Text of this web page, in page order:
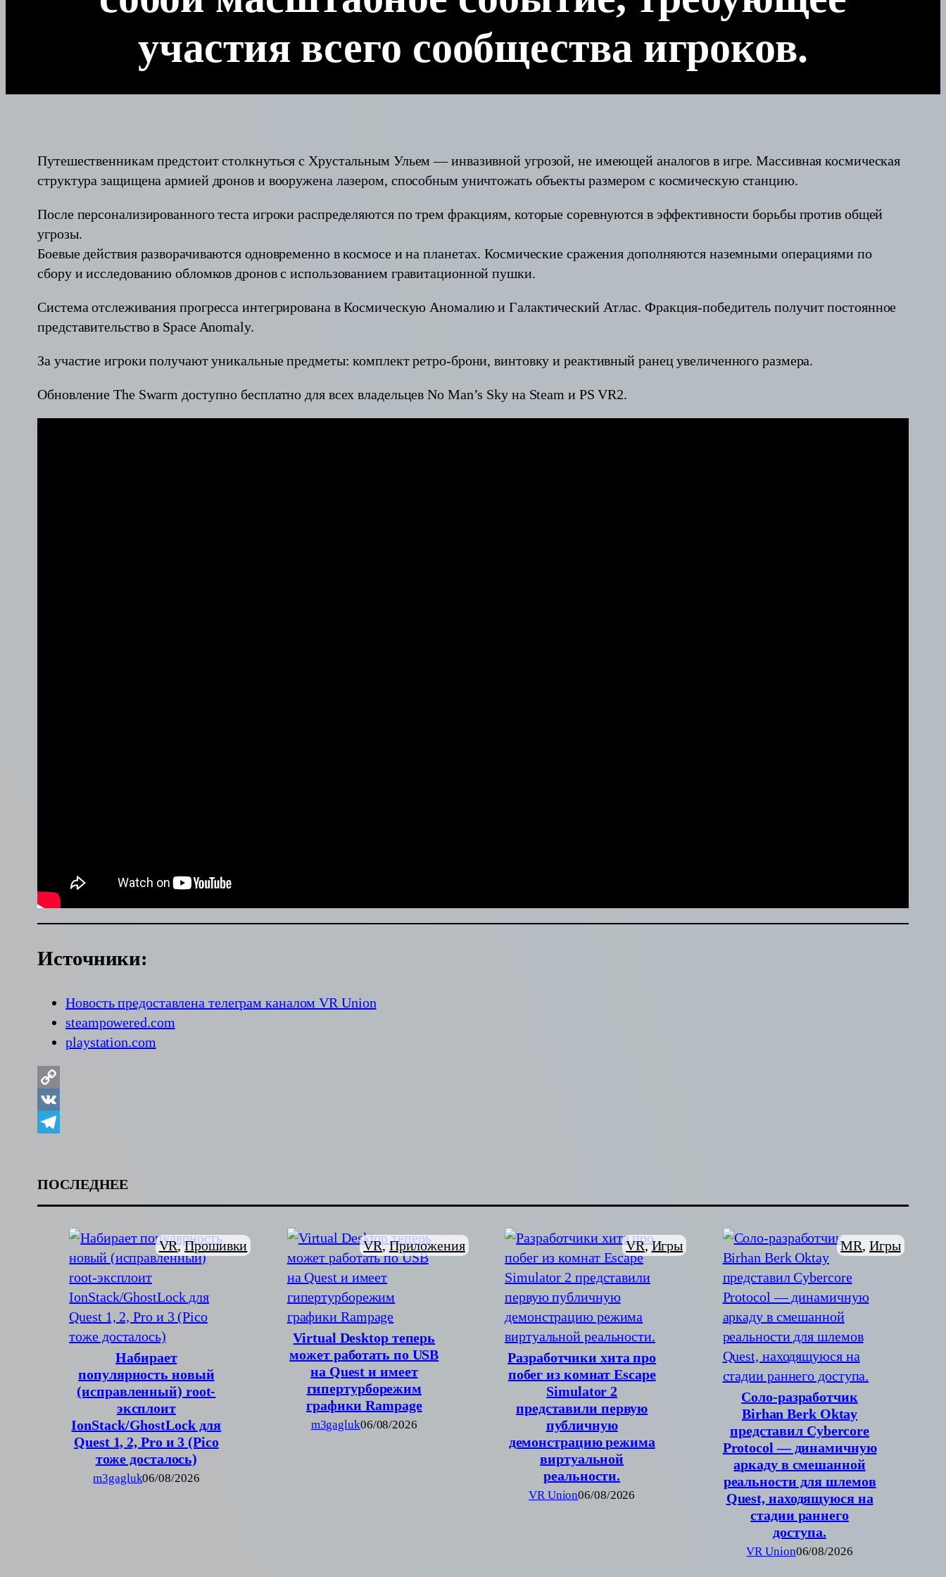
участия всего сообщества игроков.
Путешественникам предстоит столкнуться с Хрустальным Ульем — инвазивной угрозой, не имеющей аналогов в игре. Массивная космическая
структура защищена армией дронов и вооружена лазером, способным уничтожать объекты размером с космическую станцию.
После персонализированного теста игроки распределяются по трем фракциям, которые соревнуются в эффективности борьбы против общей
угрозы.
Боевые действия разворачиваются одновременно в космосе и на планетах. Космические сражения дополняются наземными операциями по
сбору и исследованию обломков дронов с использованием гравитационной пушки.
Система отслеживания прогресса интегрирована в Космическую Аномалию и Галактический Атлас. Фракция-победитель получит постоянное
представительство в Space Anomaly.
За участие игроки получают уникальные предметы: комплект ретро-брони, винтовку и реактивный ранец увеличенного размера.
Обновление The Swarm доступно бесплатно для всех владельцев No Man’s Sky на Steam и PS VR2.
Источники:
Новость предоставлена телеграм каналом VR Union
steampowered.com
playstation.com
Copy
Link
VK
ПОСЛЕДНЕЕ
Набирает
популярность новый
(исправленный) root-
эксплоит
IonStack/GhostLock для
Quest 1, 2, Pro и 3 (Pico
тоже досталось)
VR, Прошивки
m3gagluk06/08/2026
Virtual Desktop теперь
может работать по USB
на Quest и имеет
гипертурборежим
графики Rampage
VR, Приложения
m3gagluk06/08/2026
Разработчики хита про
побег из комнат Escape
Simulator 2
представили первую
публичную
демонстрацию режима
виртуальной
реальности.
VR, Игры
VR Union06/08/2026
Соло-разработчик
Birhan Berk Oktay
представил Cybercore
Protocol — динамичную
аркаду в смешанной
реальности для шлемов
Quest, находящуюся на
стадии раннего
доступа.
MR, Игры
VR Union06/08/2026